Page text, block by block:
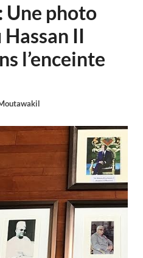
Une photo
II
l’enceinte